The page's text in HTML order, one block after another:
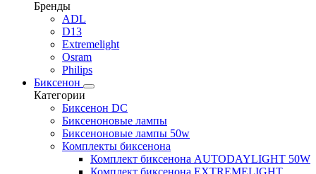
Бренды
ADL
D13
Extremelight
Osram
Philips
Биксенон
Категории
Биксенон DC
Биксеноновые лампы
Биксеноновые лампы 50w
Комплекты биксенона
Комплект биксенона AUTODAYLIGHT 50W
Комплект биксенона EXTREMELIGHT